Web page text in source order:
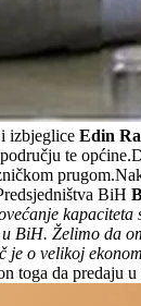
izbjeglice Edin
te
BiH
BiH. Želimo da
je o velikoj
toga da predaju